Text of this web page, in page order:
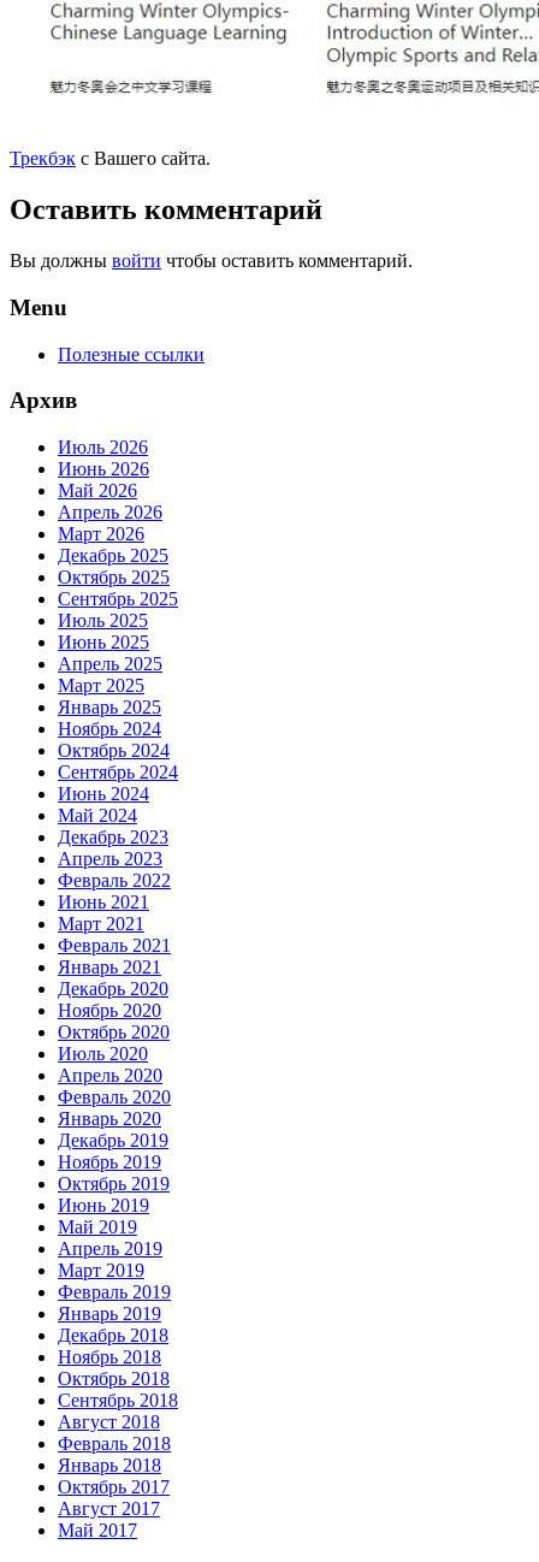
Трекбэк с Вашего сайта.
Оставить комментарий
Вы должны войти чтобы оставить комментарий.
Menu
Полезные ссылки
Архив
Июль 2026
Июнь 2026
Май 2026
Апрель 2026
Март 2026
Декабрь 2025
Октябрь 2025
Сентябрь 2025
Июль 2025
Июнь 2025
Апрель 2025
Март 2025
Январь 2025
Ноябрь 2024
Октябрь 2024
Сентябрь 2024
Июнь 2024
Май 2024
Декабрь 2023
Апрель 2023
Февраль 2022
Июнь 2021
Март 2021
Февраль 2021
Январь 2021
Декабрь 2020
Ноябрь 2020
Октябрь 2020
Июль 2020
Апрель 2020
Февраль 2020
Январь 2020
Декабрь 2019
Ноябрь 2019
Октябрь 2019
Июнь 2019
Май 2019
Апрель 2019
Март 2019
Февраль 2019
Январь 2019
Декабрь 2018
Ноябрь 2018
Октябрь 2018
Сентябрь 2018
Август 2018
Февраль 2018
Январь 2018
Октябрь 2017
Август 2017
Май 2017